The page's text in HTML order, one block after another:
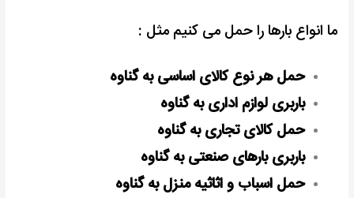
ما انواع بارها را حمل می کنیم مثل :
حمل هر نوع کالای اساسی به گناوه
باربری لوازم اداری به گناوه
حمل کالای تجاری به گناوه
باربری بارهای صنعتی به گناوه
حمل اسباب و اثاثیه منزل به گناوه